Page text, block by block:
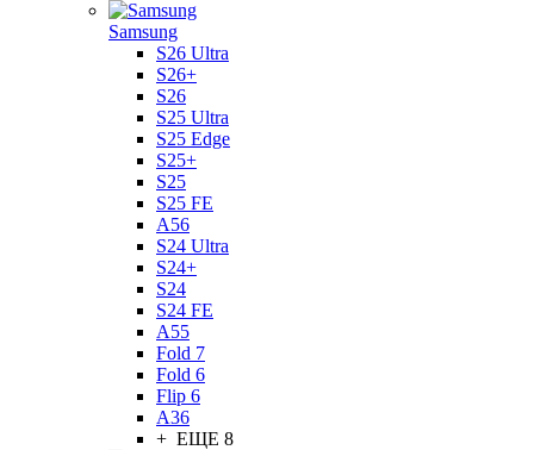
Samsung
S26 Ultra
S26+
S26
S25 Ultra
S25 Edge
S25+
S25
S25 FE
A56
S24 Ultra
S24+
S24
S24 FE
A55
Fold 7
Fold 6
Flip 6
A36
+ ЕЩЕ 8